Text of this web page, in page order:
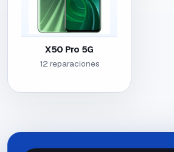
X50 Pro 5G
12 reparaciones